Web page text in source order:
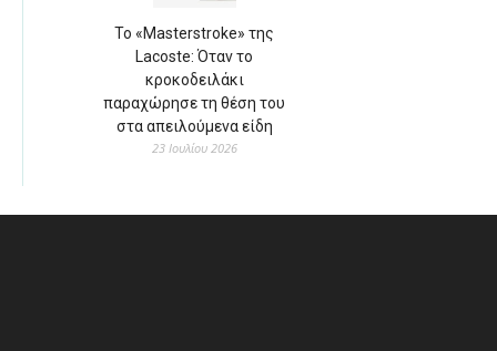
Το «Masterstroke» της
Lacoste: Όταν το
κροκοδειλάκι
παραχώρησε τη θέση του
στα απειλούμενα είδη
23 Ιουλίου 2026